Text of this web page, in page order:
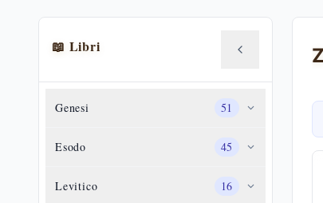
📖 Libri
Genesi 51
Esodo 45
Levitico 16